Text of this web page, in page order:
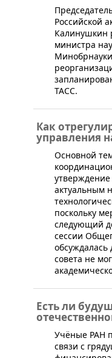
Российской
Калинушкин
министра
ТАСС.
Как
управления
​Основной
актуальным
поскольку
следующий
сессии
совета не
Есть ли
Учёные РАН
связи с